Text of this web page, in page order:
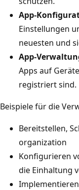
App-
Einstellungen
neuesten und
App-
Apps auf
registriert sind.
Beispiele für die
Bereitstellen,
organization
Konfigurieren
die Einhaltung